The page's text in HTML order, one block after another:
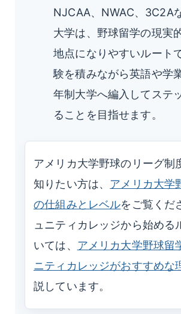
NJCAA、NWAC、3C2A
大学は、野球留学の現実
地点になりやすいルート
験を積みながら英語や学
年制大学へ編入してステ
ることを目指せます。
アメリカ大学野球のリーグ制
知りたい方は、 アメリカ大学
の仕組みとレベルをご覧くだ
ュニティカレッジから始める
いては、 アメリカ大学野球留
ニティカレッジがおすすめな
説しています。